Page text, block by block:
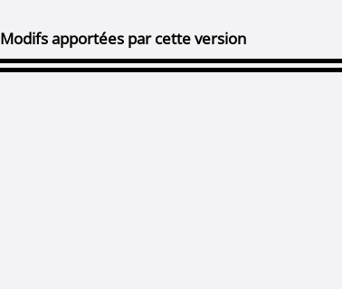
Modifs apportées par cette version